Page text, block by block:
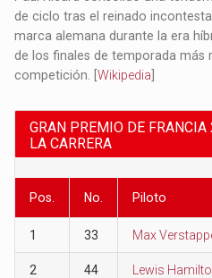
de ciclo tras el reinado
marca alemana durante la era
de los finales de temporada más
competición. [Wikipedia
GRAN PREMIO DE FRANCIA
LA CARRERA
Pos. No. Piloto
1 33 Max
2 44 Lewis